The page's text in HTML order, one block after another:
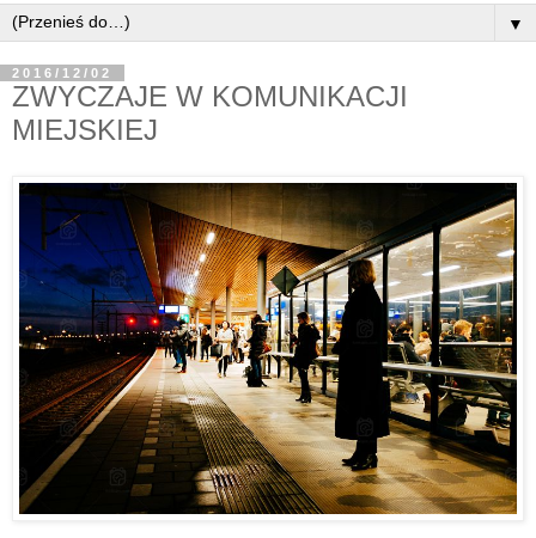
▼
2016/12/02
ZWYCZAJE W KOMUNIKACJI
MIEJSKIEJ